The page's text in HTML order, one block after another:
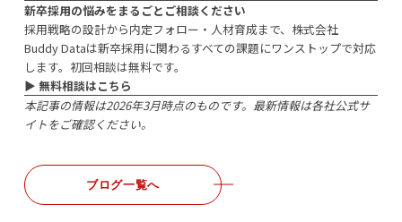
新卒採用の悩みをまるごとご相談ください
採用戦略の設計から内定フォロー・人材育成まで、株式会社
Buddy Dataは新卒採用に関わるすべての課題にワンストップで対応
します。初回相談は無料です。
▶︎ 無料相談はこちら
本記事の情報は2026年3月時点のものです。最新情報は各社公式サ
イトをご確認ください。
ブログ一覧へ